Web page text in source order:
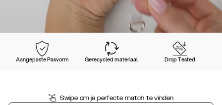
Aangepaste Pasvorm Gerecycled materiaal Drop Tested
Swipe om je perfecte match te vinden